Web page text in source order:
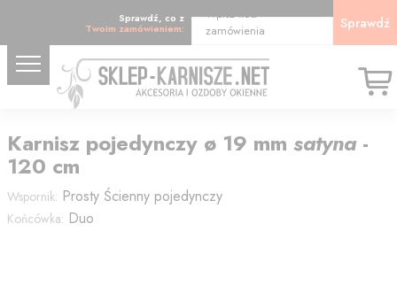
Sprawdź, co z
Twoim zamówieniem:
Wpisz kod
zamówienia
Sprawdź
Karnisz pojedynczy ø 19 mm satyna -
120 cm
Wspornik: Prosty Ścienny pojedynczy
Końcówka: Duo